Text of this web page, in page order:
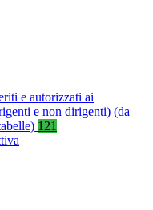
e autorizzati ai
e non dirigenti) (da
121